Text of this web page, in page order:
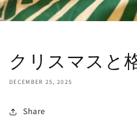
クリスマスと
DECEMBER 25, 2025
Share